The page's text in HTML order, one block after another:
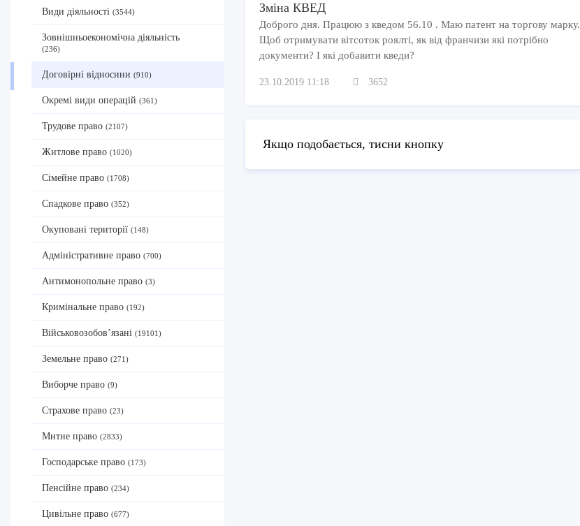
Види діяльності (3544)
Зовнішньоекономічна діяльність
(236)
Договірні відносини (910)
Окремі види операцій (361)
Трудове право (2107)
Житлове право (1020)
Сімейне право (1708)
Спадкове право (352)
Окуповані території (148)
Адміністративне право (700)
Антимонопольне право (3)
Кримінальне право (192)
Військовозобов’язані (19101)
Земельне право (271)
Виборче право (9)
Страхове право (23)
Митне право (2833)
Господарське право (173)
Пенсійне право (234)
Цивільне право (677)
Зміна КВЕД
Доброго дня. Працюю з кведом 56.10 . Маю патент на торгову марку.
Щоб отримувати вітсоток роялті, як від франчизи які потрібно
документи? І які добавити кведи?
23.10.2019 11:18 3652
Якщо подобається, тисни кнопку